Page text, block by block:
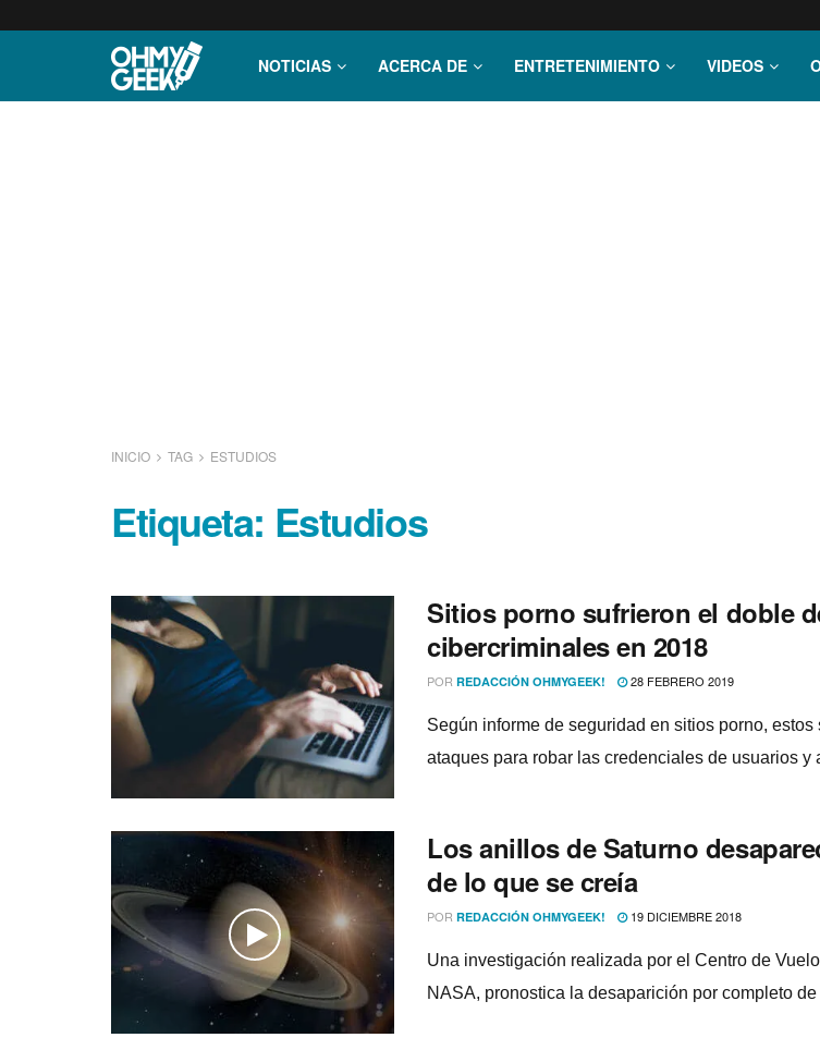
NOTICIAS ACERCA DE ENTRETENIMIENTO VIDEOS
INICIO TAG ESTUDIOS
Etiqueta: Estudios
Sitios porno sufrieron el doble
cibercriminales en 2018
POR REDACCIÓN OHMYGEEK! 28 FEBRERO 2019
Según informe de seguridad en sitios porno,
ataques para robar las credenciales de usuarios y
Los anillos de Saturno
de lo que se creí­a
POR REDACCIÓN OHMYGEEK! 19 DICIEMBRE 2018
Una investigación realizada por el Centro de
NASA, pronostica la desaparición por completo